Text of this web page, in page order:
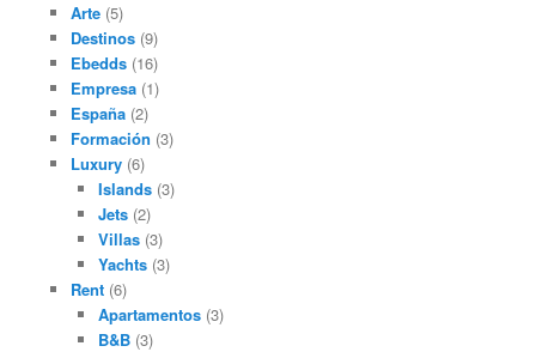
Arte (5)
Destinos (9)
Ebedds (16)
Empresa (1)
España (2)
Formación (3)
Luxury (6)
Islands(3)
Jets(2)
Villas(3)
Yachts(3)
Rent (6)
Apartamentos(3)
B&B(3)